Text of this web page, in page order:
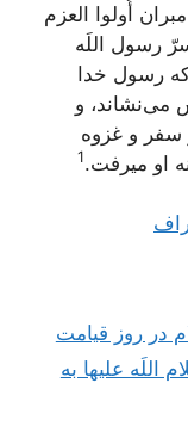
أُولوا العزم
رسول اللَه
رسول خدا
مى‌نشاند، و
سفر و غزوه
او ميرفت‌.1
در روز قيامت
عليها به